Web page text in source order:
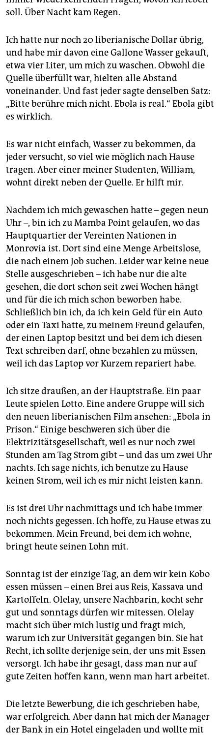
soll. Über Nacht kam Regen.
Ich hatte nur noch 20 liberianische Dollar übrig,
und habe mir davon eine Gallone Wasser gekauft,
etwa vier Liter, um mich zu waschen. Obwohl die
Quelle überfüllt war, hielten alle Abstand
voneinander. Und fast jeder sagte denselben Satz:
„Bitte berühre mich nicht. Ebola is real.“ Ebola gibt
es wirklich.
Es war nicht einfach, Wasser zu bekommen, da
jeder versucht, so viel wie möglich nach Hause
tragen. Aber einer meiner Studenten, William,
wohnt direkt neben der Quelle. Er hilft mir.
Nachdem ich mich gewaschen hatte – gegen neun
Uhr –, bin ich zu Mamba Point gelaufen, wo das
Hauptquartier der Vereinten Nationen in
Monrovia ist. Dort sind eine Menge Arbeitslose,
die nach einem Job suchen. Leider war keine neue
Stelle ausgeschrieben – ich habe nur die alte
gesehen, die dort schon seit zwei Wochen hängt
und für die ich mich schon beworben habe.
Schließlich bin ich, da ich kein Geld für ein Auto
oder ein Taxi hatte, zu meinem Freund gelaufen,
der einen Laptop besitzt und bei dem ich diesen
Text schreiben darf, ohne bezahlen zu müssen,
weil ich das Laptop vor Kurzem repariert habe.
Ich sitze draußen, an der Hauptstraße. Ein paar
Leute spielen Lotto. Eine andere Gruppe will sich
den neuen liberianischen Film ansehen: „Ebola in
Prison.“ Einige beschweren sich über die
Elektrizitätsgesellschaft, weil es nur noch zwei
Stunden am Tag Strom gibt – und das um zwei Uhr
nachts. Ich sage nichts, ich benutze zu Hause
keinen Strom, weil ich es mir nicht leisten kann.
Es ist drei Uhr nachmittags und ich habe immer
noch nichts gegessen. Ich hoffe, zu Hause etwas zu
bekommen. Mein Freund, bei dem ich wohne,
bringt heute seinen Lohn mit.
Sonntag ist der einzige Tag, an dem wir kein Kobo
essen müssen – einen Brei aus Reis, Kassava und
Kartoffeln. Olelay, unsere Nachbarin, kocht sehr
gut und sonntags dürfen wir mitessen. Olelay
macht sich über mich lustig und fragt mich,
warum ich zur Universität gegangen bin. Sie hat
Recht, ich sollte derjenige sein, der uns mit Essen
versorgt. Ich habe ihr gesagt, dass man nur auf
gute Zeiten hoffen kann, wenn man hart arbeitet.
Die letzte Bewerbung, die ich geschrieben habe,
war erfolgreich. Aber dann hat mich der Manager
der Bank in ein Hotel eingeladen und wollte mit